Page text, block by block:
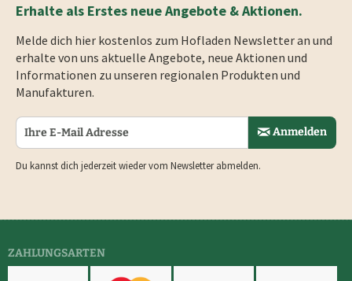
Erhalte als Erstes neue Angebote & Aktionen.
Melde dich hier kostenlos zum Hofladen Newsletter an und
erhalte von uns aktuelle Angebote, neue Aktionen und
Informationen zu unseren regionalen Produkten und
Manufakturen.
Anmelden
Du kannst dich jederzeit wieder vom Newsletter abmelden.
ZAHLUNGSARTEN